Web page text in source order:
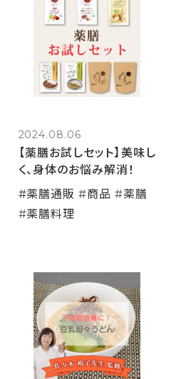
2024.08.06
【薬膳お試しセット】美味し
く、身体のお悩み解消！
#薬膳通販 #商品 #薬膳
#薬膳料理